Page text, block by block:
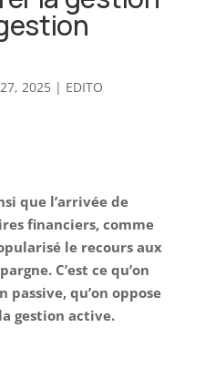
2025| EDITO
que l’arrivée de
financiers, comme
le recours aux
C’est ce qu’on
passive, qu’on oppose
gestion active.